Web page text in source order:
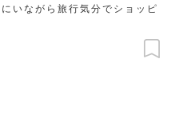
いながら旅行気分でショッピ